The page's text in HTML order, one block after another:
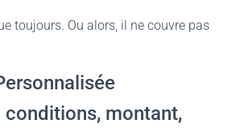
toujours. Ou alors, il ne couvre pas
conditions, montant,